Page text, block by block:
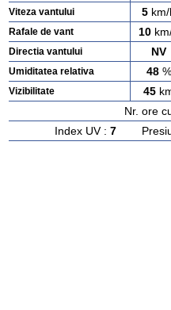
Viteza vantului 5 km/
Rafale de vant 10
Directia vantului NV
Umiditatea relativa 48%
Vizibilitate 45
Nr. ore
Index UV : 7